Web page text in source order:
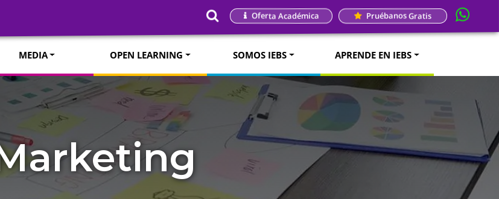
Oferta Académica Pruébanos Gratis
MEDIA OPEN LEARNING SOMOS IEBS APRENDE EN IEBS